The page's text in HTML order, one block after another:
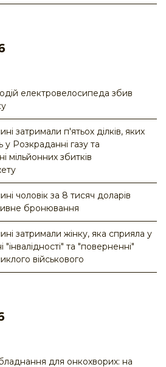
електровелосипеда збив
затримали п'ятьох ділків, яких
у Розкраданні газу та
мільйонних збитків
чоловік за 8 тисяч доларів
бронювання
затримали жінку, яка сприяла у
та "поверненні"
військового
для онкохворих: на